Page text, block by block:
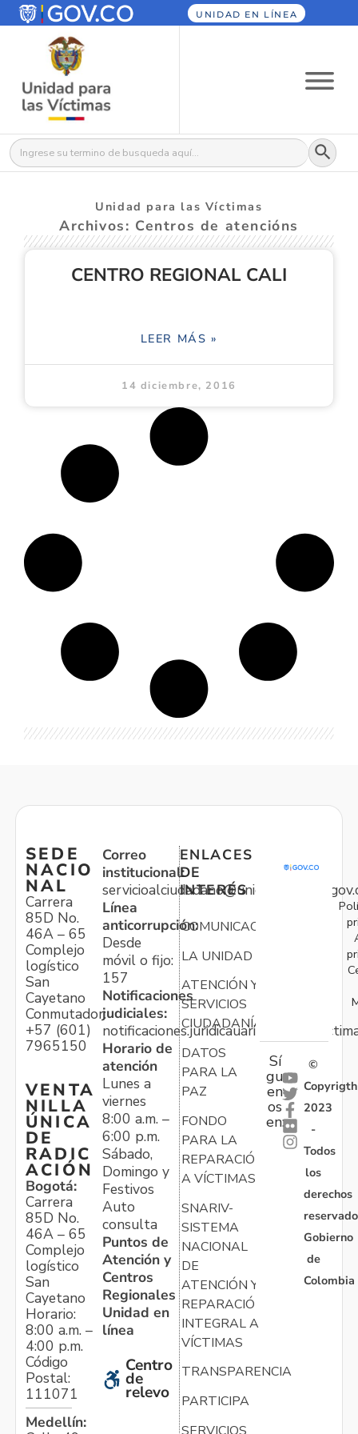
UNIDAD EN LÍNEA
Buscar: Botón
Unidad para las Víctimas
Archivos: Centros de atencións
CENTRO REGIONAL CALI
LEER MÁS »
14 diciembre, 2016
SEDE
NACIO
NAL
Carrera
85D No.
46A – 65
Complejo
logístico
San
Cayetano
Conmutador:
+57 (601)
7965150
VENTA
NILLA
ÚNICA
DE
RADIC
ACIÓN
Bogotá:
Carrera
85D No.
46A – 65
Complejo
logístico
San
Cayetano
Horario:
8:00 a.m. –
4:00 p.m.
Código
Postal:
111071
Medellín:
Correo
institucional:
Línea
anticorrupción:
Desde
móvil o fijo:
157
Notificaciones
judiciales:
Horario de
atención
Lunes a
viernes
8:00 a.m. –
6:00 p.m.
Sábado,
Domingo y
Festivos
Auto
consulta
Puntos de
Atención y
Centros
Regionales
Unidad en
línea
Centro
de
relevo
ENLACES
DE
INTERÉS
COMUNICACIONES
LA UNIDAD
ATENCIÓN Y
SERVICIOS
CIUDADANÍA
DATOS
PARA LA
PAZ
FONDO
PARA LA
REPARACIÓN
A VÍCTIMAS
SNARIV-
SISTEMA
NACIONAL
DE
ATENCIÓN Y
REPARACIÓN
INTEGRAL A
VÍCTIMAS
TRANSPARENCIA
PARTICIPA
Sí
gu
en
os
en:
©
Copyrigth
2023
-
Todos
los
derechos
Gobierno
de
Colombia